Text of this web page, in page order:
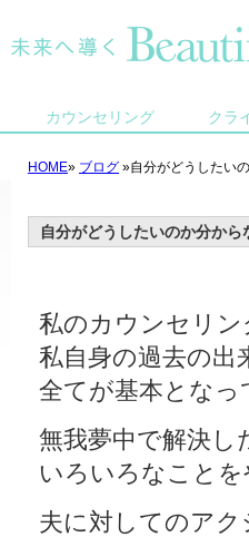
カウンセリング クラ
HOME» ブログ »自分がどうしたい
自分がどうしたいのか分から
私のカウンセリン
私自身の過去の出
全てが基本となっ
無我夢中で解決し
いろいろなことを
夫に対してのア